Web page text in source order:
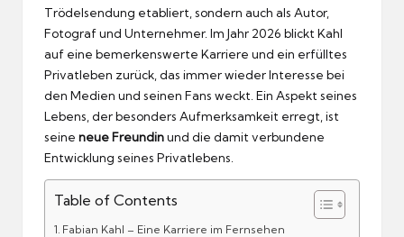
Trödelsendung etabliert, sondern auch als Autor,
Fotograf und Unternehmer. Im Jahr 2026 blickt Kahl
auf eine bemerkenswerte Karriere und ein erfülltes
Privatleben zurück, das immer wieder Interesse bei
den Medien und seinen Fans weckt. Ein Aspekt seines
Lebens, der besonders Aufmerksamkeit erregt, ist
seine neue Freundinund die damit verbundene
Entwicklung seines Privatlebens.
Table of Contents
Fabian Kahl – Eine Karriere im Fernsehen